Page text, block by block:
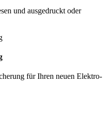
und ausgedruckt oder
für Ihren neuen Elektro-